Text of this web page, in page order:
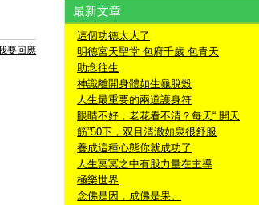
要回應
最新文章
這個功德太大了
明德宮天聖堂 包府千歲 包青天
助念往生
神識離開身體如生龜脫殼
人生最重要的兩道護身符
眼睛不好，老花看不清？每天“ 開天
筋”50下，双目清澈如泉很舒服
養成這種心態你就成功了
人生冥冥之中有股力量在主導
極樂世界
念佛是因，成佛是果。